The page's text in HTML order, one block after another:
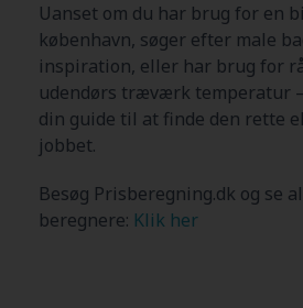
Uanset om du har brug for en
københavn, søger efter male
inspiration, eller har brug for
udendørs træværk temperatur
din guide til at finde den rette
jobbet.
Besøg Prisberegning.dk og se
beregnere: Klik her